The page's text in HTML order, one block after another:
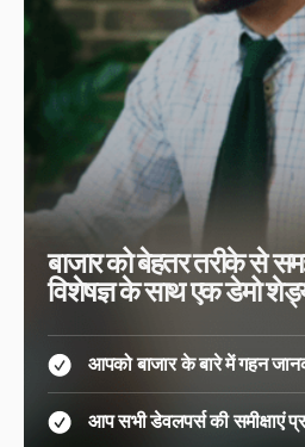
बाजार को बेहतर तरीके से
विशेषज्ञ के साथ एक डेमो
आपको बाजार के बारे में गहन
आप सभी डेवलपर्स की समीक्षाएं